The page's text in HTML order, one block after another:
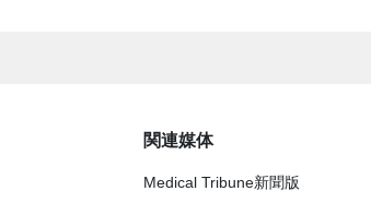
関連媒体
Medical Tribune新聞版